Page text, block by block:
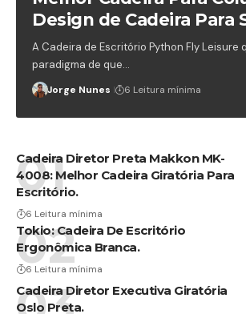
Design de Cadeira Para
A Cadeira de Escritório Python Fly Leisure
paradigma de que…
Jorge Nunes 6 Leitura mínima
Cadeira Diretor Preta Makkon MK-
4008: Melhor Cadeira Giratória Para
Escritório.
6 Leitura mínima
Tokio: Cadeira De Escritório
Ergonômica Branca.
6 Leitura mínima
Cadeira Diretor Executiva Giratória
Oslo Preta.